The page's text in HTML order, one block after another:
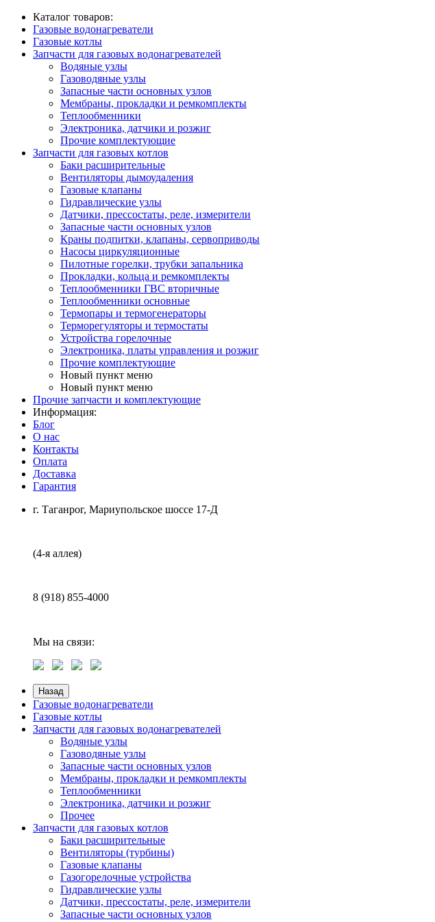
Каталог товаров:
Газовые водонагреватели
Газовые котлы
Запчасти для газовых водонагревателей
Водяные узлы
Газоводяные узлы
Запасные части основных узлов
Мембраны, прокладки и ремкомплекты
Теплообменники
Электроника, датчики и розжиг
Прочие комплектующие
Запчасти для газовых котлов
Баки расширительные
Вентиляторы дымоудаления
Газовые клапаны
Гидравлические узлы
Датчики, прессостаты, реле, измерители
Запасные части основных узлов
Краны подпитки, клапаны, сервоприводы
Насосы циркуляционные
Пилотные горелки, трубки запальника
Прокладки, кольца и ремкомплекты
Теплообменники ГВС вторичные
Теплообменники основные
Термопары и термогенераторы
Терморегуляторы и термостаты
Устройства горелочные
Электроника, платы управления и розжиг
Прочие комплектующие
Новый пункт меню
Новый пункт меню
Прочие запчасти и комплектующие
Информация:
Блог
О нас
Контакты
Оплата
Доставка
Гарантия
г. Таганрог, Мариупольское шоссе 17-Д
(4-я аллея)
8 (918) 855-4000
Мы на связи:
Назад
Газовые водонагреватели
Газовые котлы
Запчасти для газовых водонагревателей
Водяные узлы
Газоводяные узлы
Запасные части основных узлов
Мембраны, прокладки и ремкомплекты
Теплообменники
Электроника, датчики и розжиг
Прочее
Запчасти для газовых котлов
Баки расширительные
Вентиляторы (турбины)
Газовые клапаны
Газогорелочные устройства
Гидравлические узлы
Датчики, прессостаты, реле, измерители
Запасные части основных узлов